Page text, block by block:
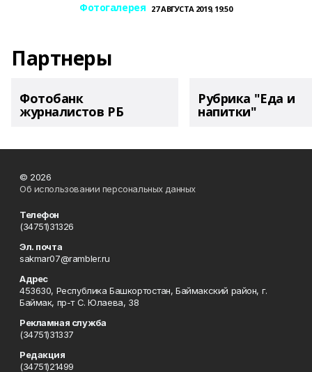
Фотогалерея 27 АВГУСТА 2019, 19:50
Партнеры
Фотобанк
журналистов РБ
Рубрика "Еда и
напитки"
© 2026
Об использовании персональных данных
Телефон
(34751)31326
Эл. почта
sakmar07@rambler.ru
Адрес
453630, Республика Башкортостан, Баймакский район, г.
Баймак, пр-т С. Юлаева, 38
Рекламная служба
(34751)31337
Редакция
(34751)21499